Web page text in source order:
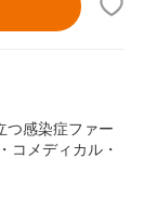
つ感染症ファー
コメディカル・